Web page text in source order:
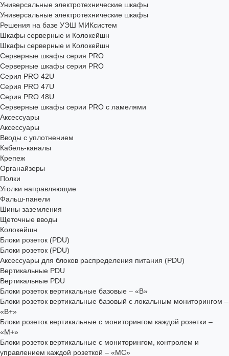
Универсальные электротехнические шкафы
Универсальные электротехнические шкафы
Решения на базе УЭШ МИКсистем
Шкафы серверные и Колокейшн
Шкафы серверные и Колокейшн
Серверные шкафы серия PRO
Серверные шкафы серия PRO
Серия PRO 42U
Серия PRO 47U
Серия PRO 48U
Серверные шкафы серии PRO с ламелями
Аксессуары
Аксессуары
Вводы с уплотнением
Кабель-каналы
Крепеж
Органайзеры
Полки
Уголки направляющие
Фальш-панели
Шины заземления
Щеточные вводы
Колокейшн
Блоки розеток (PDU)
Блоки розеток (PDU)
Аксессуары для блоков распределения питания (PDU)
Вертикальные PDU
Вертикальные PDU
Блоки розеток вертикальные базовые – «В»
Блоки розеток вертикальные базовый с локальным мониторингом –
«В+»
Блоки розеток вертикальные с мониторингом каждой розетки –
«М+»
Блоки розеток вертикальные с мониторингом, контролем и
управлением каждой розеткой – «МС»